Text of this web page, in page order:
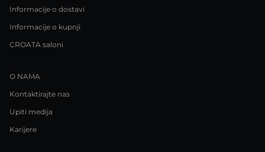
Informacije o dostavi
Informacije o kupnji
CROATA saloni
O NAMA
Kontaktirajte nas
Upiti medija
Karijere